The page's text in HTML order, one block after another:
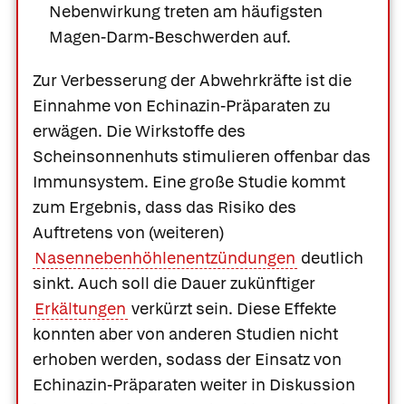
Nebenwirkung treten am häufigsten
Magen-Darm-Beschwerden auf.
Zur Verbesserung der Abwehrkräfte ist die
Einnahme von Echinazin-Präparaten zu
erwägen. Die Wirkstoffe des
Scheinsonnenhuts stimulieren offenbar das
Immunsystem. Eine große Studie kommt
zum Ergebnis, dass das Risiko des
Auftretens von (weiteren)
Nasennebenhöhlenentzündungen deutlich
sinkt. Auch soll die Dauer zukünftiger
Erkältungen verkürzt sein. Diese Effekte
konnten aber von anderen Studien nicht
erhoben werden, sodass der Einsatz von
Echinazin-Präparaten weiter in Diskussion